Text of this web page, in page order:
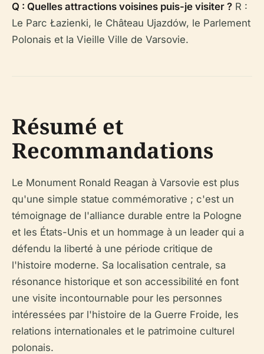
Q : Quelles attractions voisines puis-je visiter ? R :
Le Parc Łazienki, le Château Ujazdów, le Parlement
Polonais et la Vieille Ville de Varsovie.
Résumé et
Recommandations
Le Monument Ronald Reagan à Varsovie est plus
qu'une simple statue commémorative ; c'est un
témoignage de l'alliance durable entre la Pologne
et les États-Unis et un hommage à un leader qui a
défendu la liberté à une période critique de
l'histoire moderne. Sa localisation centrale, sa
résonance historique et son accessibilité en font
une visite incontournable pour les personnes
intéressées par l'histoire de la Guerre Froide, les
relations internationales et le patrimoine culturel
polonais.